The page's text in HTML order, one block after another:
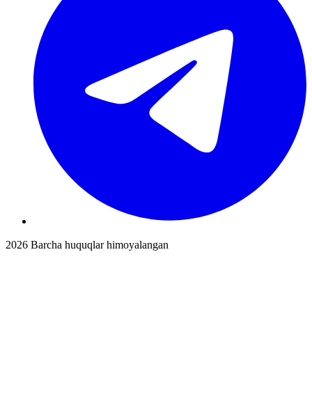
2026 Barcha huquqlar himoyalangan